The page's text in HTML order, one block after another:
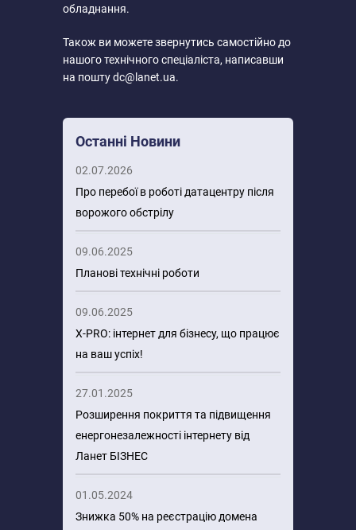
обладнання.
Також ви можете звернутись самостійно до
нашого технічного спеціаліста, написавши
на пошту dc@lanet.ua.
Останні Новини
02.07.2026
Про перебої в роботі датацентру після
ворожого обстрілу
09.06.2025
Планові технічні роботи
09.06.2025
X-PRO: інтернет для бізнесу, що працює
на ваш успіх!
27.01.2025
Розширення покриття та підвищення
енергонезалежності інтернету від
Ланет БІЗНЕС
01.05.2024
Знижка 50% на реєстрацію домена